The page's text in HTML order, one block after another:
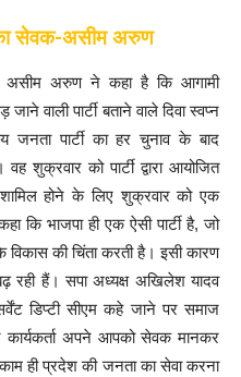
का सेवक-असीम अरुण
असीम अरुण ने कहा है कि आगामी
वाली पार्टी बताने वाले दिवा स्वप्न
पार्टी का हर चुनाव के बाद
शुक्रवार को पार्टी द्वारा आयोजित
होने के लिए शुक्रवार को एक
कि भाजपा ही एक ऐसी पार्टी है, जो
की चिंता करती है। इसी कारण
रही हैं। सपा अध्यक्ष अखिलेश यादव
डिप्टी सीएम कहे जाने पर समाज
कार्यकर्ता अपने आपको सेवक मानकर
ही प्रदेश की जनता का सेवा करना